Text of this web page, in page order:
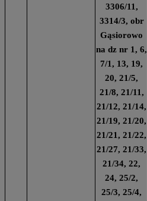
3306/11,
3314/3, obr
Gąsiorowo
na dz nr 1, 6,
7/1, 13, 19,
20, 21/5,
21/8, 21/11,
21/12, 21/14,
21/19, 21/20,
21/21, 21/22,
21/27, 21/33,
21/34, 22,
24, 25/2,
25/3, 25/4,